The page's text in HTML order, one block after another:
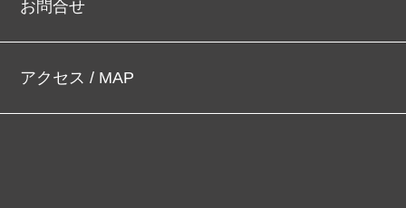
お問合せ
アクセス / MAP